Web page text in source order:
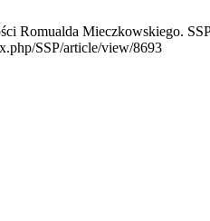
Romualda Mieczkowskiego.
SSP/article/view/8693